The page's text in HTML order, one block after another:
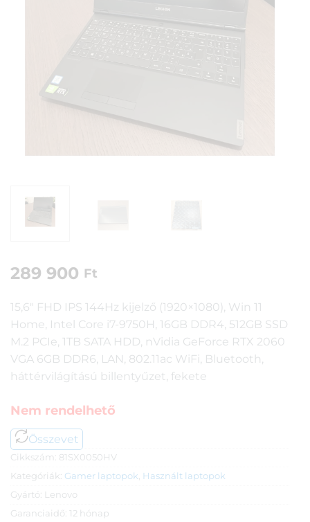
289 900 Ft
15,6″ FHD IPS 144Hz kijelző (1920×1080), Win 11
Home, Intel Core i7-9750H, 16GB DDR4, 512GB SSD
M.2 PCIe, 1TB SATA HDD, nVidia GeForce RTX 2060
VGA 6GB DDR6, LAN, 802.11ac WiFi, Bluetooth,
háttérvilágítású billentyűzet, fekete
Nem rendelhető
Összevet
Cikkszám: 81SX0050HV
Kategóriák: Gamer laptopok, Használt laptopok
Gyártó: Lenovo
Garanciaidő: 12 hónap